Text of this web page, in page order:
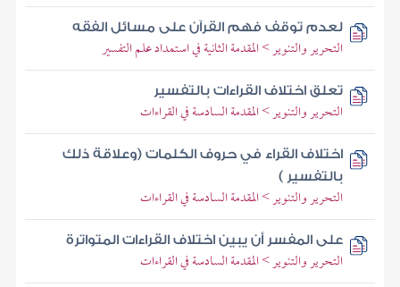
لعدم توقف فهم القرآن على مسائل الفقه
التحرير والتنوير > المقدمة الثانية في استمداد علم التفسير
تعلق اختلاف القراءات بالتفسير
التحرير والتنوير > المقدمة السادسة في القراءات
اختلاف القراء في حروف الكلمات (وعلاقة ذلك
بالتفسير )
التحرير والتنوير > المقدمة السادسة في القراءات
على المفسر أن يبين اختلاف القراءات المتواترة
التحرير والتنوير > المقدمة السادسة في القراءات